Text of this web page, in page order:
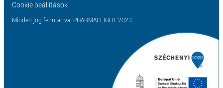
Cookie beállítások
Minden jog fenntartva: PHARMAFLIGHT 2023